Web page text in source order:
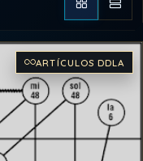
ARTÍCULOS DDLA